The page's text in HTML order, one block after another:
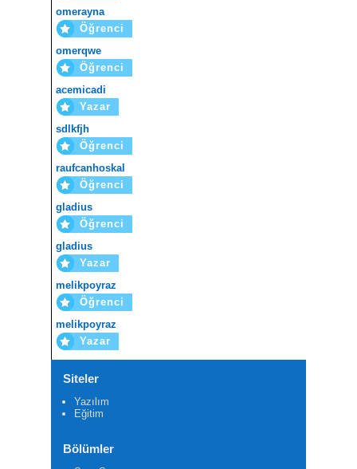
omerayna
Öğrenci
omerqwe
Öğrenci
acemicadi
Yazar
sdlkfjh
Öğrenci
raufcanhoskal
Öğrenci
gladius
Öğrenci
gladius
Yazar
melikpoyraz
Öğrenci
melikpoyraz
Yazar
Siteler
Yazılım
Eğitim
Bölümler